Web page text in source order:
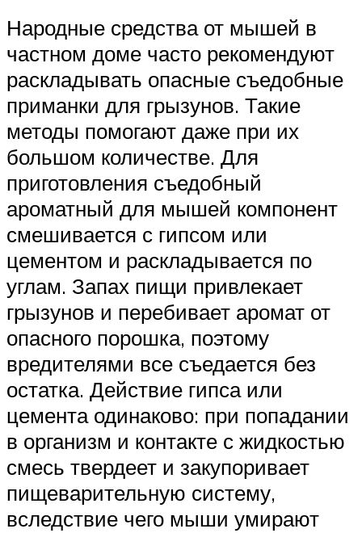
Народные средства от мышей в
частном доме часто рекомендуют
раскладывать опасные съедобные
приманки для грызунов. Такие
методы помогают даже при их
большом количестве. Для
приготовления съедобный
ароматный для мышей компонент
смешивается с гипсом или
цементом и раскладывается по
углам. Запах пищи привлекает
грызунов и перебивает аромат от
опасного порошка, поэтому
вредителями все съедается без
остатка. Действие гипса или
цемента одинаково: при попадании
в организм и контакте с жидкостью
смесь твердеет и закупоривает
пищеварительную систему,
вследствие чего мыши умирают